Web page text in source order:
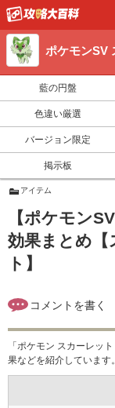
ポケモンSV
藍の円盤
色違い厳選
バージョン限定
掲示板
アイテム
【ポケモン
効果まとめ【
ト】
「ポケモン スカーレッ
果などを紹介しています。